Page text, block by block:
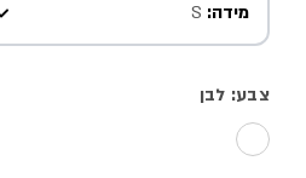
מידה: S
צבע: לבן